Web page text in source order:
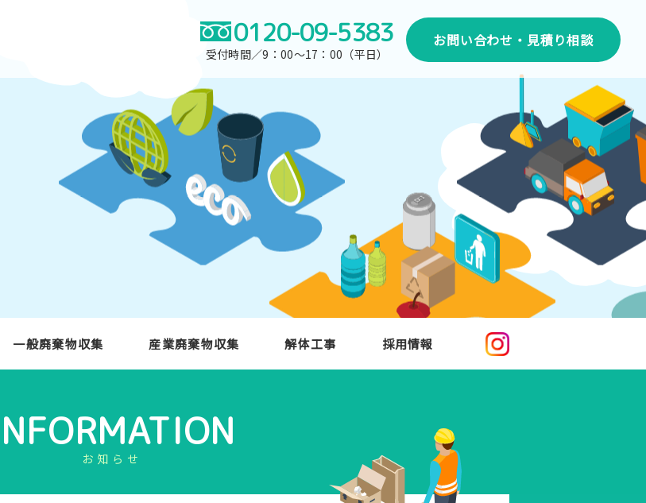
0120-09-5383
受付時間／9：00～17：00（平日）
お問い合わせ・見積り相談
一般廃棄物収集 産業廃棄物収集 解体工事 採用情報
お知らせ